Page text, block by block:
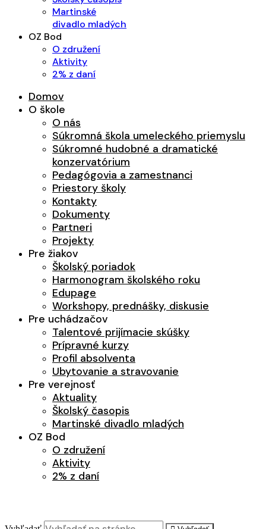
Martinské
divadlo mladých
OZ Bod
O združení
Aktivity
2% z daní
Domov
O škole
O nás
Súkromná škola umeleckého priemyslu
Súkromné hudobné a dramatické
konzervatórium
Pedagógovia a zamestnanci
Priestory školy
Kontakty
Dokumenty
Partneri
Projekty
Pre žiakov
Školský poriadok
Harmonogram školského roku
Edupage
Workshopy, prednášky, diskusie
Pre uchádzačov
Talentové prijímacie skúšky
Prípravné kurzy
Profil absolventa
Ubytovanie a stravovanie
Pre verejnosť
Aktuality
Školský časopis
Martinské divadlo mladých
OZ Bod
O združení
Aktivity
2% z daní